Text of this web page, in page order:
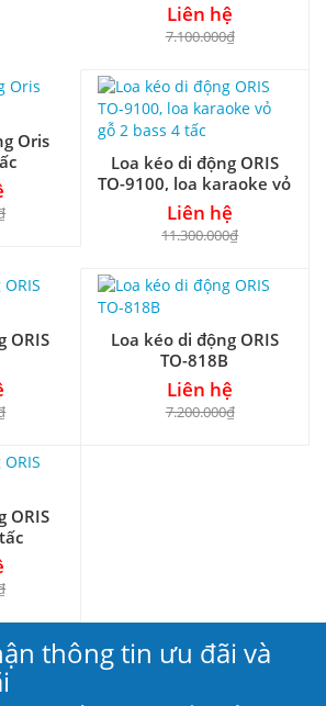
Liên hệ
7.100.000₫
Oris
Loa kéo di động ORIS
TO-9100, loa karaoke vỏ
gỗ 2 bass 4 tấc
Liên hệ
11.300.000₫
ORIS
Loa kéo di động ORIS
TO-818B
Liên hệ
7.200.000₫
ORIS
thông tin ưu đãi và